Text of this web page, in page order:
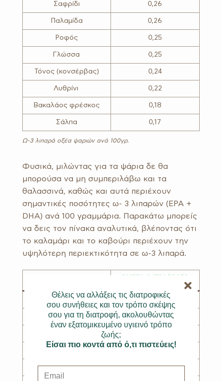
Σαφρίδι 0,26
Παλαμίδα 0,26
Ροφός 0,25
Γλώσσα 0,25
Τόνος (κονσέρβας) 0,24
Λυθρίνι 0,22
Βακαλάος φρέσκος 0,18
Σάλπα 0,17
Ω-3 λιπαρά οξέα ψαριών ανά 100γρ.
Φυσικά, μιλώντας για τα ψάρια δε θα
μπορούσα να μη συμπεριλάβω και τα
θαλασσινά, καθώς και αυτά περιέχουν
σημαντικές ποσότητες ω- 3 λιπαρών (EPA +
DHA) ανά 100 γραμμάρια. Παρακάτω μπορείς
να δεις τον πίνακα αναλυτικά, βλέποντας ότι
το καλαμάρι και το καβούρι περιέχουν την
υψηλότερη περιεκτικότητα σε ω-3 λιπαρά.
ΩΜΕΓΑ-3 (ΓΡ.)/100ΓΡ.
Καλαμάρι 0,48
Καβούρι 0,32
Καραβίδα 0,14
σου για τη διατροφή, ακολουθώντας